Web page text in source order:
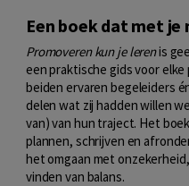
Een boek dat met je
Promoveren kun je lerenis
een praktische gids voor
beiden ervaren begeleiders
delen wat zij hadden willen
van) van hun traject. Het
plannen, schrijven en
het omgaan met
vinden van balans.